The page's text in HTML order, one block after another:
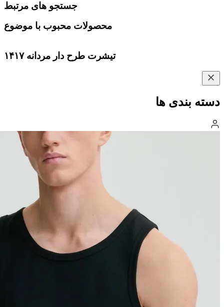
جستجو های مرتبط
محصولات محبوب با موضوع
تیشرت طرح دار مردانه ۱۴۱۷
دسته بندی ها